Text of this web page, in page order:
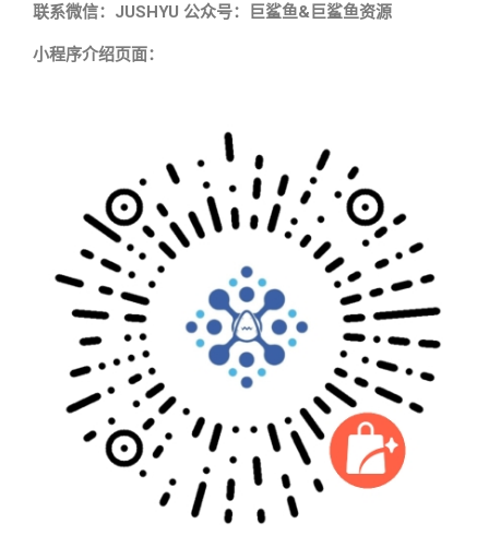
联系微信：JUSHYU 公众号：巨鲨鱼&巨鲨鱼资源
小程序介绍页面：